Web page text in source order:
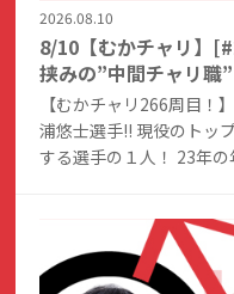
2026.08.10
8/10【むかチャリ】
挟みの”中間チャリ職
【むかチャリ266周目！
浦悠士選手!! 現役のトッ
する選手の１人！ 23年